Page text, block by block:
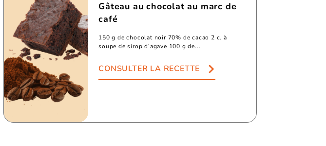
Gâteau au chocolat au marc de
café
150 g de chocolat noir 70% de cacao 2 c. à
soupe de sirop d’agave 100 g de...
CONSULTER LA RECETTE